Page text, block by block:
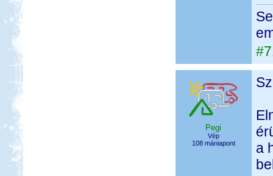
Pegi
Vép
108 mániapont
a